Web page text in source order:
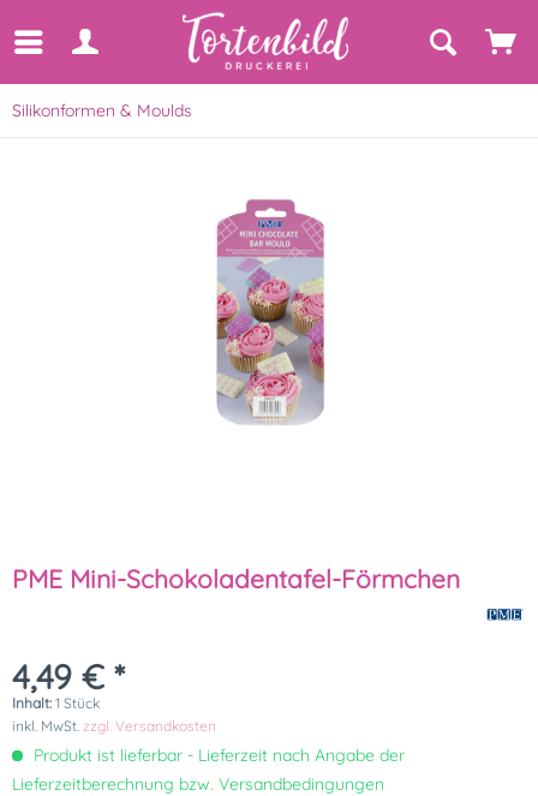
Silikonformen & Moulds
PME Mini-Schokoladentafel-Förmchen
4,49 € *
Inhalt: 1 Stück
inkl. MwSt. zzgl. Versandkosten
Produkt ist lieferbar - Lieferzeit nach Angabe der
Lieferzeitberechnung bzw. Versandbedingungen